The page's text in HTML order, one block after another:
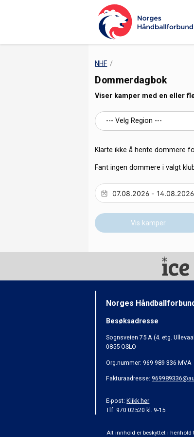
NHF
Dommerdagbok
Viser kamper med en eller
Klarte ikke å hente dommere
Fant ingen dommere i valgt
Vis kamper
Norges
Besøksadresse
Sognsveien 75 A (4. etg.
0855 OSLO
Org.nummer: 969 989 336 MVA
Fakturaadresse:
E-post:Klikk her
Tlf: 970 02520 kl. 9-15
Alt innhold er beskyttet i